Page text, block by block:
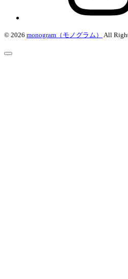
© 2026 monogram（モノグラム） All